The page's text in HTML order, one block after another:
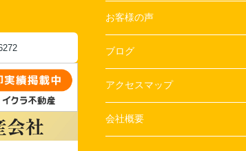
お客様の声
ブログ
アクセスマップ
会社概要